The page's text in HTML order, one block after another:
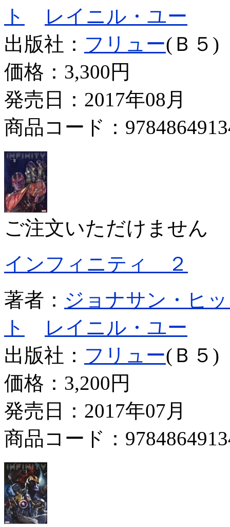
ト
レイニル・ユー
出版社： フリュー(Ｂ５)
価格： 3,300円
発売日：2017年08月
商品コード：
ご注文いただけません
インフィニティ ２
著者： ジョナサン・ヒ
ト
レイニル・ユー
出版社： フリュー(Ｂ５)
価格： 3,200円
発売日：2017年07月
商品コード：